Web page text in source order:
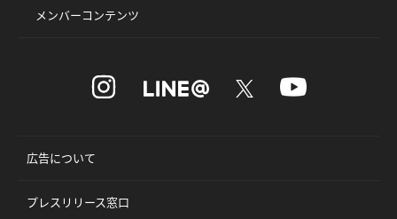
メンバーコンテンツ
広告について
プレスリリース窓口